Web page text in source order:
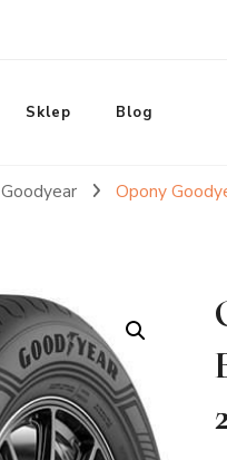
Sklep Blog
Goodyear Opony